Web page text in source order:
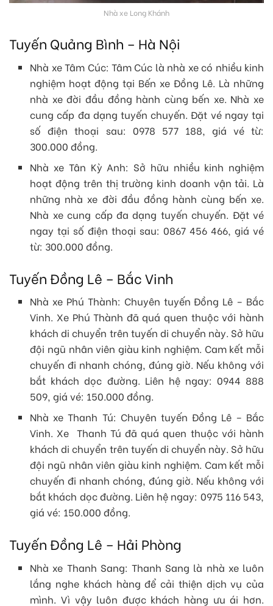
Nhà xe Long Khánh
Tuyến Quảng Bình – Hà Nội
Nhà xe Tâm Cúc: Tâm Cúc là nhà xe có nhiều kinh
nghiệm hoạt động tại Bến xe Đồng Lê. Là những
nhà xe đời đầu đồng hành cùng bến xe. Nhà xe
cung cấp đa dạng tuyến chuyến. Đặt vé ngay tại
số điện thoại sau: 0978 577 188, giá vé từ:
300.000 đồng.
Nhà xe Tân Kỳ Anh: Sở hữu nhiều kinh nghiệm
hoạt động trên thị trường kinh doanh vận tải. Là
những nhà xe đời đầu đồng hành cùng bến xe.
Nhà xe cung cấp đa dạng tuyến chuyến. Đặt vé
ngay tại số điện thoại sau: 0867 456 466, giá vé
từ: 300.000 đồng.
Tuyến Đồng Lê – Bắc Vinh
Nhà xe Phú Thành: Chuyên tuyến Đồng Lê – Bắc
Vinh. Xe Phú Thành đã quá quen thuộc với hành
khách di chuyển trên tuyến di chuyển này. Sở hữu
đội ngũ nhân viên giàu kinh nghiệm. Cam kết mỗi
chuyến đi nhanh chóng, đúng giờ. Nếu không với
bắt khách dọc đường. Liên hệ ngay: 0944 888
509, giá vé: 150.000 đồng.
Nhà xe Thanh Tú: Chuyên tuyến Đồng Lê – Bắc
Vinh. Xe Thanh Tú đã quá quen thuộc với hành
khách di chuyển trên tuyến di chuyển này. Sở hữu
đội ngũ nhân viên giàu kinh nghiệm. Cam kết mỗi
chuyến đi nhanh chóng, đúng giờ. Nếu không với
bắt khách dọc đường. Liên hệ ngay: 0975 116 543,
giá vé: 150.000 đồng.
Tuyến Đồng Lê – Hải Phòng
Nhà xe Thanh Sang: Thanh Sang là nhà xe luôn
lắng nghe khách hàng để cải thiện dịch vụ của
mình. Vì vậy luôn được khách hàng ưu ái hơn.